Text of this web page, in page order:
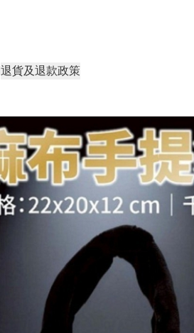
退貨及退款政策